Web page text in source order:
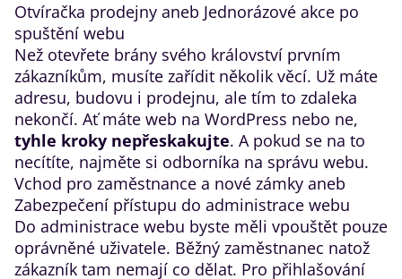
​Otvíračka prodejny aneb Jednorázové akce po
spuštění webu
Než otevřete brány svého království prvním
zákazníkům, musíte zařídit několik věcí. Už máte
adresu, budovu i prodejnu, ale tím to zdaleka
nekončí. Ať máte web na WordPress nebo ne,
tyhle kroky nepřeskakujte. A pokud se na to
necítíte, najměte si odborníka na správu webu.
​Vchod pro zaměstnance a nové zámky aneb
Zabezpečení přístupu do administrace webu
Do administrace webu byste měli vpouštět pouze
oprávněné uživatele. Běžný zaměstnanec natož
zákazník tam nemají co dělat. Pro přihlašování